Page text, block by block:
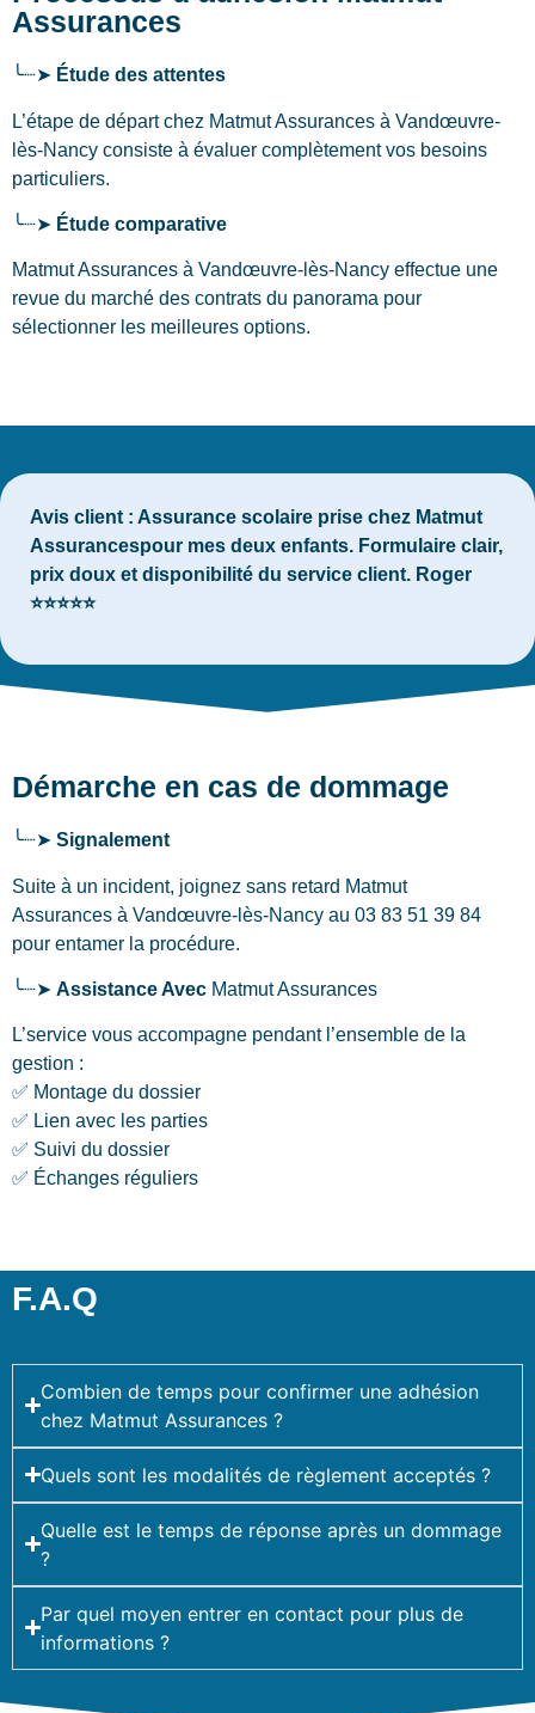
Assurances
╰┈➤ Étude des attentes
L’étape de départ chez Matmut Assurances à Vandœuvre-
lès-Nancy consiste à évaluer complètement vos besoins
particuliers.
╰┈➤ Étude comparative
Matmut Assurances à Vandœuvre-lès-Nancy effectue une
revue du marché des contrats du panorama pour
sélectionner les meilleures options.
Avis client : Assurance scolaire prise chez Matmut
Assurancespour mes deux enfants. Formulaire clair,
prix doux et disponibilité du service client. Roger
⭐⭐⭐⭐⭐
Démarche en cas de dommage
╰┈➤ Signalement
Suite à un incident, joignez sans retard Matmut
Assurances à Vandœuvre-lès-Nancy au 03 83 51 39 84
pour entamer la procédure.
╰┈➤ Assistance Avec Matmut Assurances
L’service vous accompagne pendant l’ensemble de la
gestion :
✅ Montage du dossier
✅ Lien avec les parties
✅ Suivi du dossier
✅ Échanges réguliers
F.A.Q
Combien de temps pour confirmer une adhésion
chez Matmut Assurances ?
Quels sont les modalités de règlement acceptés ?
Quelle est le temps de réponse après un dommage
?
Par quel moyen entrer en contact pour plus de
informations ?